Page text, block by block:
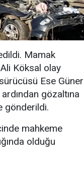
Mamak
Köksal olay
Ese Güner
ardından gözaltına
gönderildi.
mahkeme
olduğu